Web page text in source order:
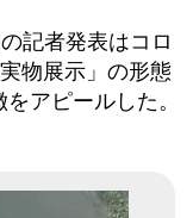
記者発表はコロ
物展示」の形態
アピールした。